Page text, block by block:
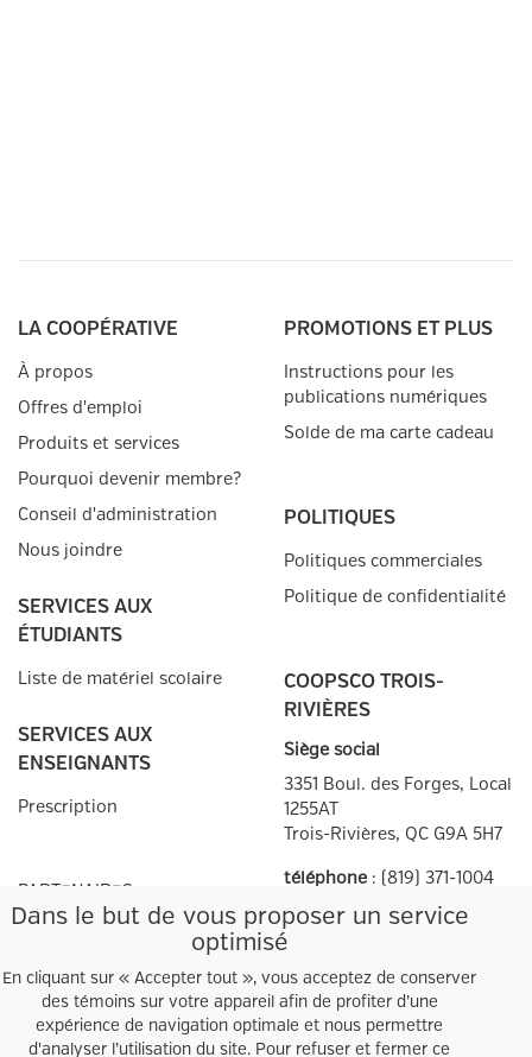
Dans le but de vous proposer un service
optimisé
En cliquant sur « Accepter tout », vous acceptez de conserver
des témoins sur votre appareil afin de profiter d’une
expérience de navigation optimale et nous permettre
d'analyser l’utilisation du site. Pour refuser et fermer ce
LA COOPÉRATIVE
À propos
Offres d'emploi
Produits et services
Pourquoi devenir membre?
Conseil d'administration
Nous joindre
SERVICES AUX
ÉTUDIANTS
Liste de matériel scolaire
SERVICES AUX
ENSEIGNANTS
Prescription
PARTENAIRES
PROMOTIONS ET PLUS
Instructions pour les
publications numériques
Solde de ma carte cadeau
POLITIQUES
Politiques commerciales
Politique de confidentialité
COOPSCO TROIS-
RIVIÈRES
Siège social
3351 Boul. des Forges, Local
1255AT
Trois-Rivières, QC G9A 5H7
téléphone :
(819) 371-1004
(819) 371-1266
Heures d'ouverture
Autres points devente
Facebook
Twitter